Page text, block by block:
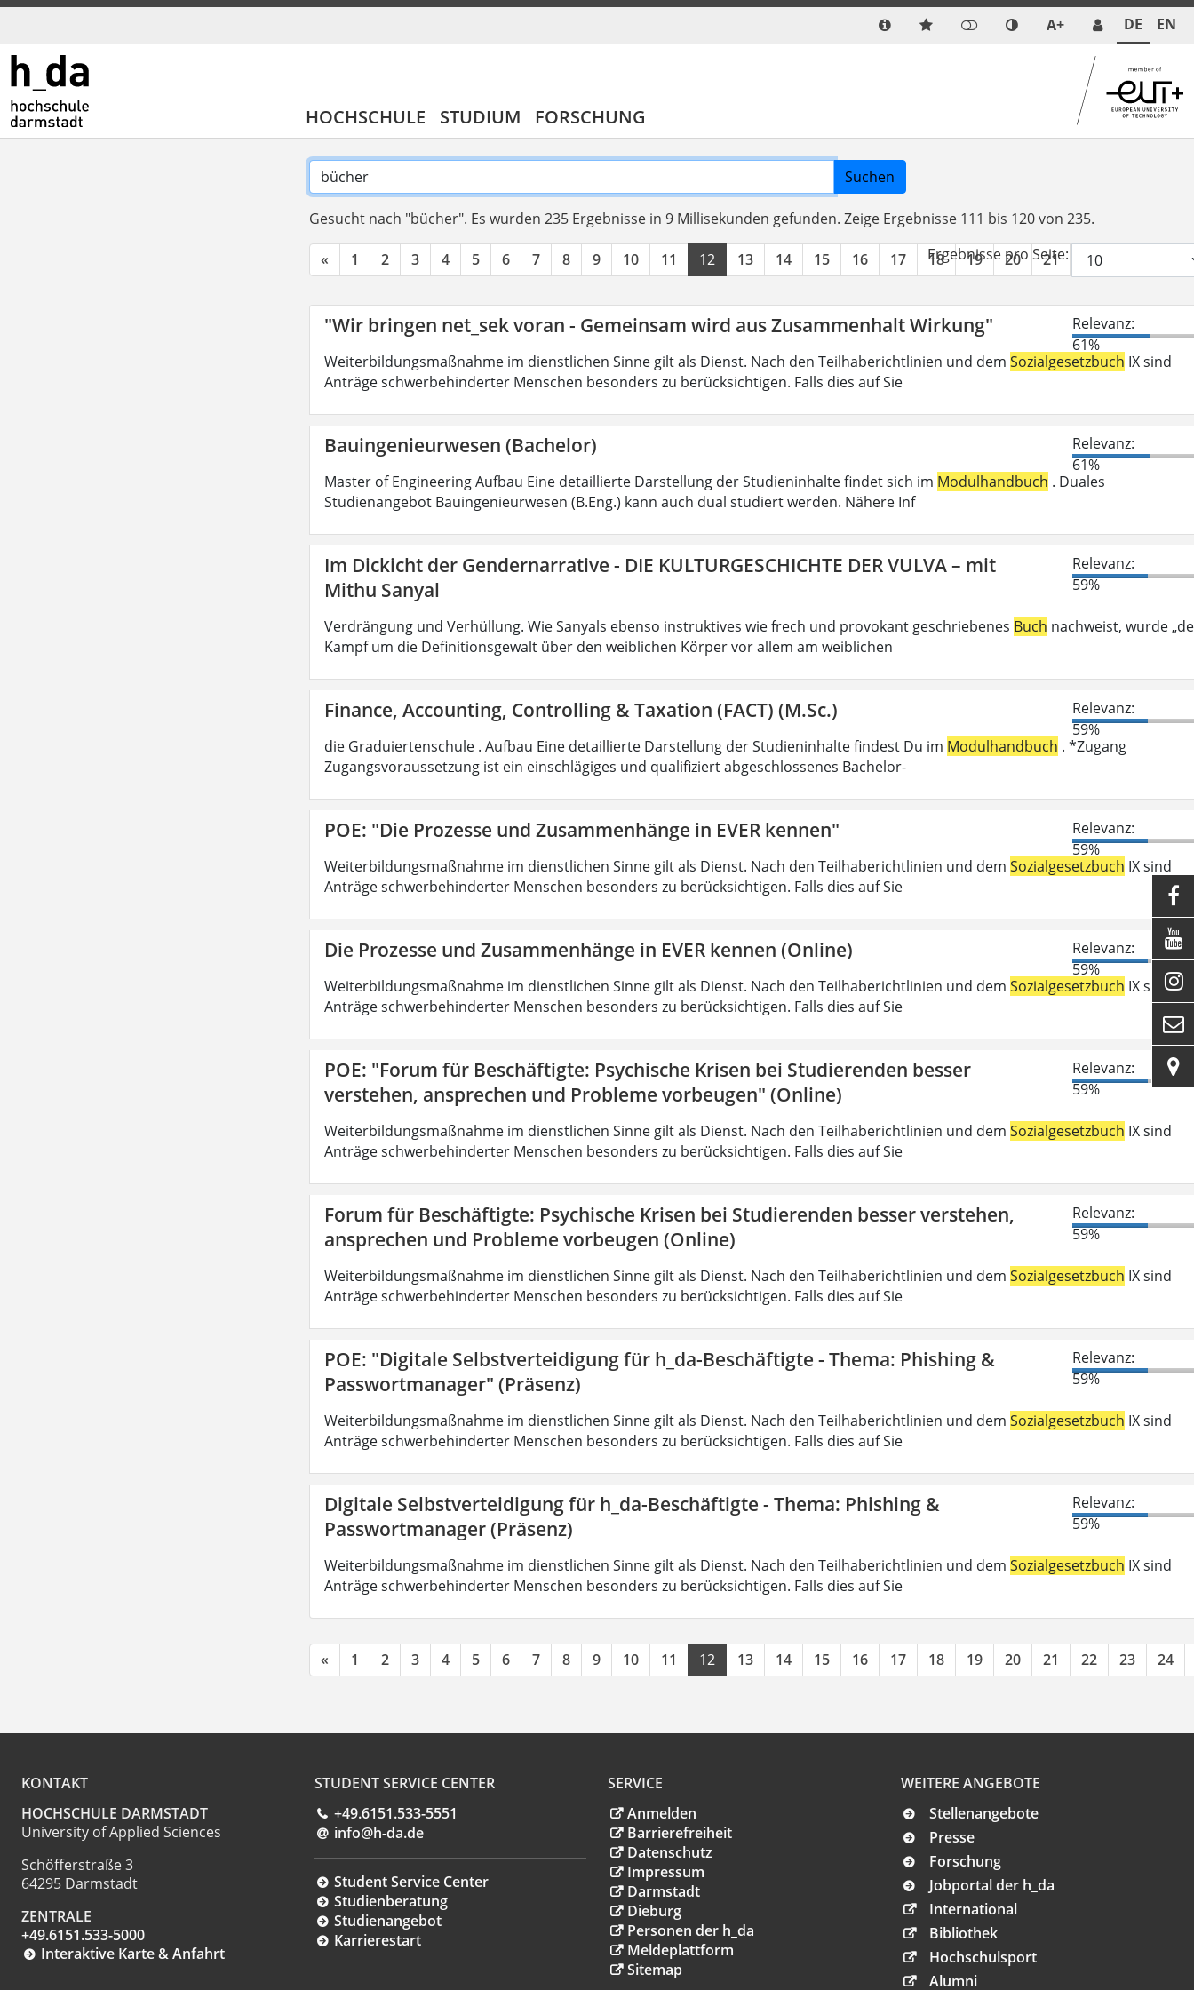
A+ DE EN
HOCHSCHULE STUDIUM FORSCHUNG
Suchen
Gesucht nach "bücher". Es wurden 235 Ergebnisse in 9 Millisekunden gefunden. Zeige Ergebnisse 111 bis 120 von 235.
« 1 2 3 4 5 6 7 8 9 10 11 12 13 14 15 16 17 18 19 20 21 22
Ergebnisse pro Seite:
"Wir bringen net_sek voran - Gemeinsam wird aus Zusammenhalt Wirkung"
Relevanz:
61%
Weiterbildungsmaßnahme im dienstlichen Sinne gilt als Dienst. Nach den Teilhaberichtlinien und dem Sozialgesetzbuch IX sind
Anträge schwerbehinderter Menschen besonders zu berücksichtigen. Falls dies auf Sie
Bauingenieurwesen (Bachelor)
Relevanz:
61%
Master of Engineering Aufbau Eine detaillierte Darstellung der Studieninhalte findet sich im Modulhandbuch . Duales
Studienangebot Bauingenieurwesen (B.Eng.) kann auch dual studiert werden. Nähere Inf
Im Dickicht der Gendernarrative - DIE KULTURGESCHICHTE DER VULVA – mit
Mithu Sanyal
Relevanz:
59%
Verdrängung und Verhüllung. Wie Sanyals ebenso instruktives wie frech und provokant geschriebenes Buch nachweist, wurde
Kampf um die Definitionsgewalt über den weiblichen Körper vor allem am weiblichen
Finance, Accounting, Controlling & Taxation (FACT) (M.Sc.)
Relevanz:
59%
die Graduiertenschule . Aufbau Eine detaillierte Darstellung der Studieninhalte findest Du im Modulhandbuch . *Zugang
Zugangsvoraussetzung ist ein einschlägiges und qualifiziert abgeschlossenes Bachelor-
POE: "Die Prozesse und Zusammenhänge in EVER kennen"
Relevanz:
59%
Weiterbildungsmaßnahme im dienstlichen Sinne gilt als Dienst. Nach den Teilhaberichtlinien und dem Sozialgesetzbuch IX sind
Anträge schwerbehinderter Menschen besonders zu berücksichtigen. Falls dies auf Sie
Die Prozesse und Zusammenhänge in EVER kennen (Online)
Relevanz:
59%
Weiterbildungsmaßnahme im dienstlichen Sinne gilt als Dienst. Nach den Teilhaberichtlinien und dem Sozialgesetzbuch IX sind
Anträge schwerbehinderter Menschen besonders zu berücksichtigen. Falls dies auf Sie
POE: "Forum für Beschäftigte: Psychische Krisen bei Studierenden besser
verstehen, ansprechen und Probleme vorbeugen" (Online)
Relevanz:
59%
Weiterbildungsmaßnahme im dienstlichen Sinne gilt als Dienst. Nach den Teilhaberichtlinien und dem Sozialgesetzbuch IX sind
Anträge schwerbehinderter Menschen besonders zu berücksichtigen. Falls dies auf Sie
Forum für Beschäftigte: Psychische Krisen bei Studierenden besser verstehen,
ansprechen und Probleme vorbeugen (Online)
Relevanz:
59%
Weiterbildungsmaßnahme im dienstlichen Sinne gilt als Dienst. Nach den Teilhaberichtlinien und dem Sozialgesetzbuch IX sind
Anträge schwerbehinderter Menschen besonders zu berücksichtigen. Falls dies auf Sie
POE: "Digitale Selbstverteidigung für h_da-Beschäftigte - Thema: Phishing &
Passwortmanager" (Präsenz)
Relevanz:
59%
Weiterbildungsmaßnahme im dienstlichen Sinne gilt als Dienst. Nach den Teilhaberichtlinien und dem Sozialgesetzbuch IX sind
Anträge schwerbehinderter Menschen besonders zu berücksichtigen. Falls dies auf Sie
Digitale Selbstverteidigung für h_da-Beschäftigte - Thema: Phishing &
Passwortmanager (Präsenz)
Relevanz:
59%
Weiterbildungsmaßnahme im dienstlichen Sinne gilt als Dienst. Nach den Teilhaberichtlinien und dem Sozialgesetzbuch IX sind
Anträge schwerbehinderter Menschen besonders zu berücksichtigen. Falls dies auf Sie
« 1 2 3 4 5 6 7 8 9 10 11 12 13 14 15 16 17 18 19 20 21 22 23 24
KONTAKT
HOCHSCHULE DARMSTADT
University of Applied Sciences
Schöfferstraße 3
64295 Darmstadt
ZENTRALE
+49.6151.533-5000
Interaktive Karte & Anfahrt
STUDENT SERVICE CENTER
+49.6151.533-5551
info@h-da.de
Student Service Center
Studienberatung
Studienangebot
Karrierestart
SERVICE
Anmelden
Barrierefreiheit
Datenschutz
Impressum
Darmstadt
Dieburg
Personen der h_da
Meldeplattform
Sitemap
WEITERE ANGEBOTE
Stellenangebote
Presse
Forschung
Jobportal der h_da
International
Bibliothek
Hochschulsport
Alumni




